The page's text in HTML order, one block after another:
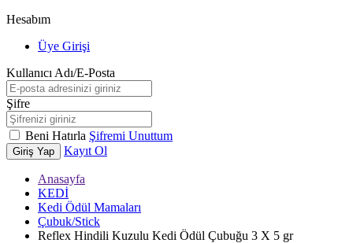
Hesabım
Üye Girişi
Kullanıcı Adı/E-Posta
Şifre
Beni Hatırla Şifremi Unuttum
Giriş Yap Kayıt Ol
Anasayfa
KEDİ
Kedi Ödül Mamaları
Çubuk/Stick
Reflex Hindili Kuzulu Kedi Ödül Çubuğu 3 X 5 gr